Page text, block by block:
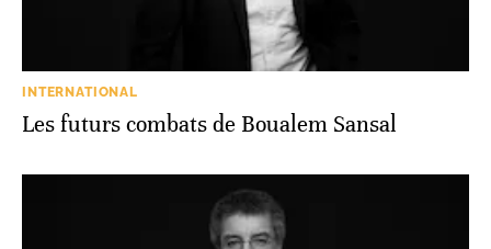
INTERNATIONAL
Les futurs combats de Boualem Sansal